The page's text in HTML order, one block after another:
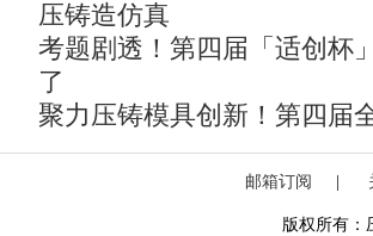
压铸造仿真
考题剧透！第四届「适创杯
了
聚力压铸模具创新！第四届
邮箱订阅
版权所有：